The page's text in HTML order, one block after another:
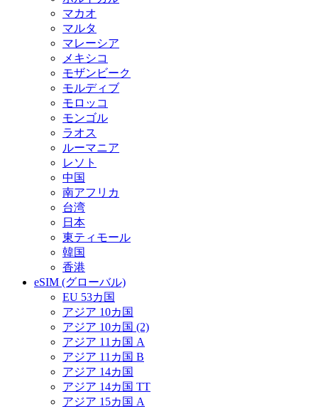
マカオ
マルタ
マレーシア
メキシコ
モザンビーク
モルディブ
モロッコ
モンゴル
ラオス
ルーマニア
レソト
中国
南アフリカ
台湾
日本
東ティモール
韓国
香港
eSIM (グローバル)
EU 53カ国
アジア 10カ国
アジア 10カ国 (2)
アジア 11カ国 A
アジア 11カ国 B
アジア 14カ国
アジア 14カ国 TT
アジア 15カ国 A